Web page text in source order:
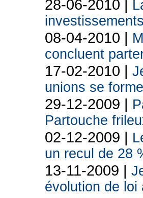
28-06-2010 |
08-04-2010 |
concluent
17-02-2010 |
unions se
29-12-2009 |
Partouche
02-12-2009 |
un recul de 28
13-11-2009 |
évolution de loi